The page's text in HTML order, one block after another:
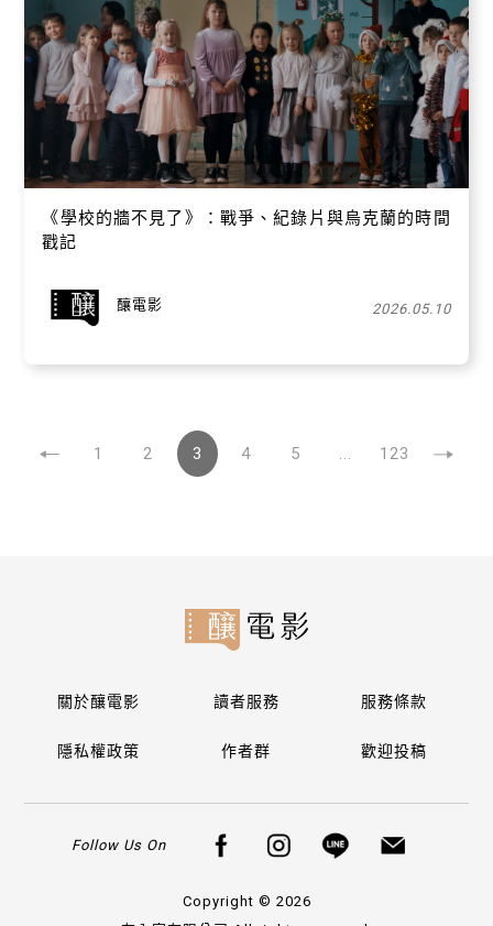
《學校的牆不見了》：戰爭、紀錄片與烏克蘭的時間
戳記
釀電影 2026.05.10
1 2 3 4 5 ... 123
關於釀電影 讀者服務 服務條款
隱私權政策 作者群 歡迎投稿
Follow Us On
Copyright © 2026